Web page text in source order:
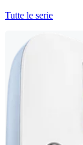
Tutte le serie